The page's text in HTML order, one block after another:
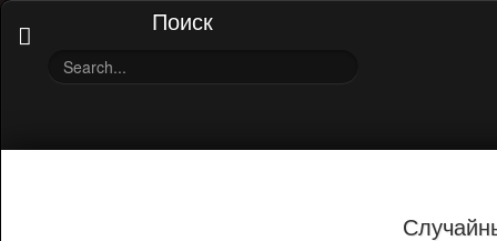
Поиск